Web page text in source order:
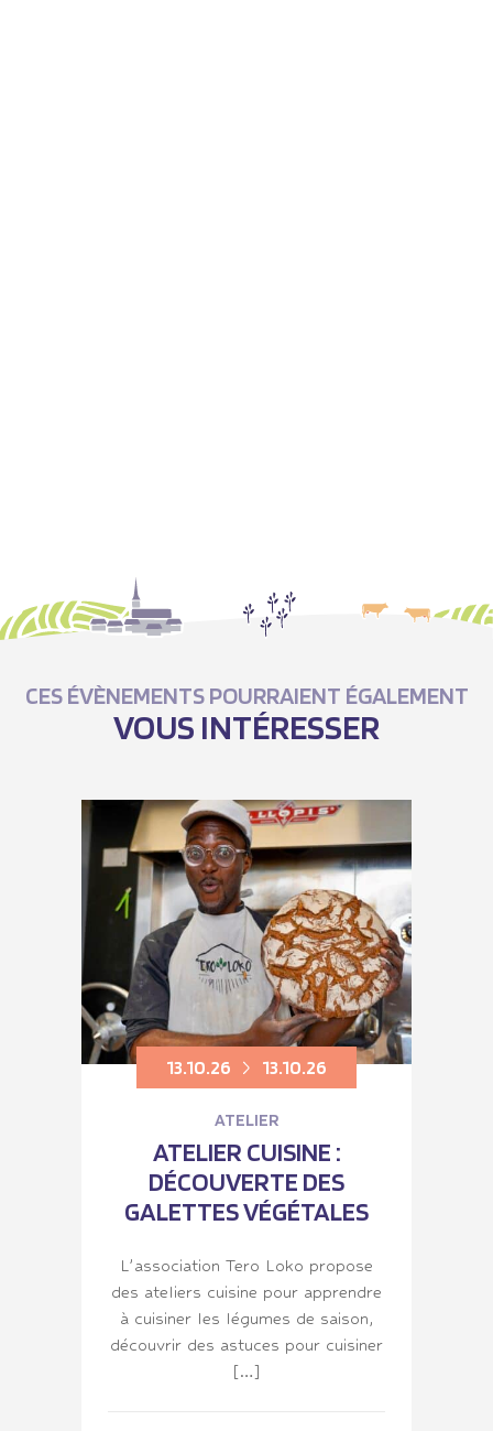
CES ÉVÈNEMENTS POURRAIENT ÉGALEMENT
VOUS INTÉRESSER
13.10.26 13.10.26
ATELIER
ATELIER CUISINE :
DÉCOUVERTE DES
GALETTES VÉGÉTALES
L’association Tero Loko propose
des ateliers cuisine pour apprendre
à cuisiner les légumes de saison,
découvrir des astuces pour cuisiner
[…]